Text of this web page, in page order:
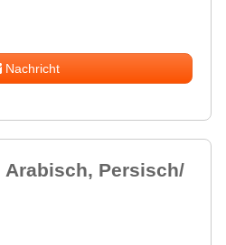
Nachricht
Arabisch, Persisch/